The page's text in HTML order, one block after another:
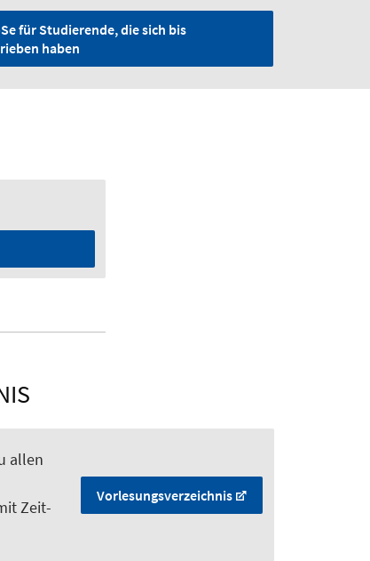
für Studierende, die sich bis
haben
allen
Zeit-
Vorlesungsverzeichnis